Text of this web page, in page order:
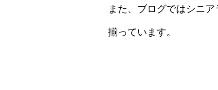
また、ブログではシニ
揃っています。